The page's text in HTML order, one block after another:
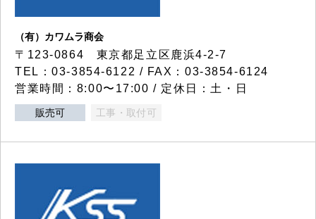
（有）カワムラ商会
〒123-0864 東京都足立区鹿浜4-2-7
TEL：03-3854-6122 / FAX：03-3854-6124
営業時間：8:00〜17:00 / 定休日：土・日
販売可 工事・取付可